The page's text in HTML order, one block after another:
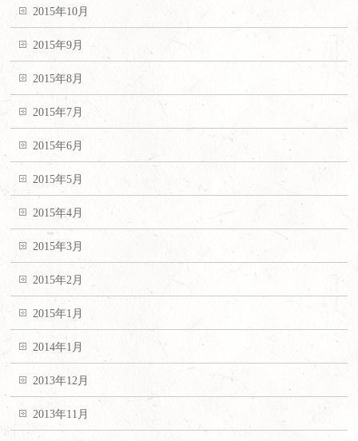
2015年10月
2015年9月
2015年8月
2015年7月
2015年6月
2015年5月
2015年4月
2015年3月
2015年2月
2015年1月
2014年1月
2013年12月
2013年11月